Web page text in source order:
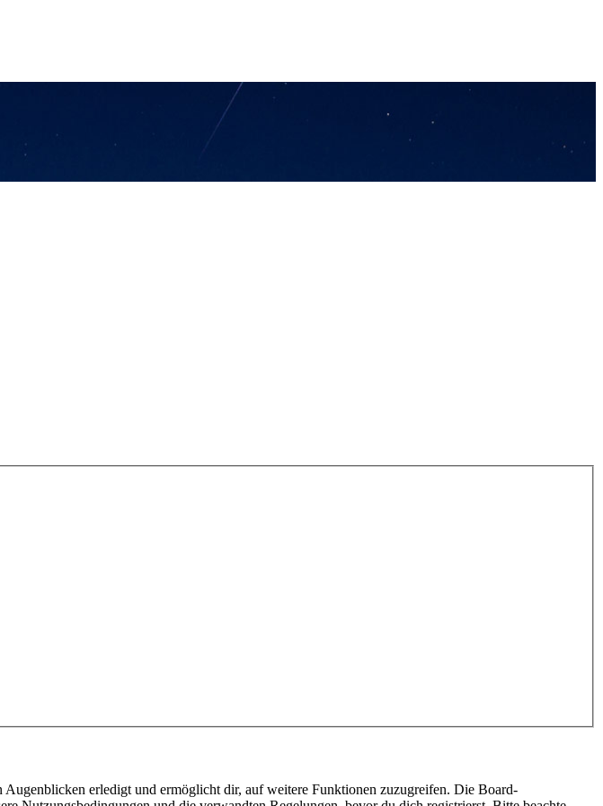
erledigt und ermöglicht dir, auf weitere Funktionen zuzugreifen. Die Board-